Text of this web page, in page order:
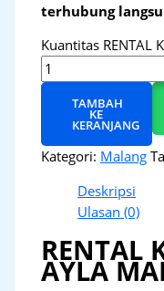
terhubung
Kuantitas RENTAL
TAMBAH
KE
KERANJANG
Kategori: Malang
Deskripsi
Ulasan (0)
RENTAL
AYLA